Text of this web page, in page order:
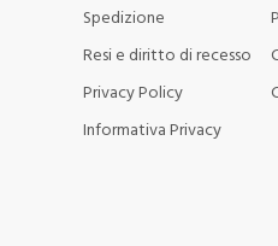
Spedizione
Resi e diritto di recesso
Privacy Policy
Informativa Privacy